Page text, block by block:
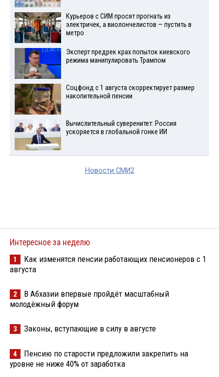
Курьеров с СИМ просят прогнать из
электричек, а виолончелистов — пустить в
метро
Эксперт предрек крах попыток киевского
режима манипулировать Трампом
Соцфонд с 1 августа скорректирует размер
накопительной пенсии
Вычислительный суверенитет: Россия
ускоряется в глобальной гонке ИИ
Новости СМИ2
Интересное за неделю
1
Как изменятся пенсии работающих пенсионеров с 1
августа
2
В Абхазии впервые пройдёт масштабный
молодёжный форум
3 Законы, вступающие в силу в августе
4
Пенсию по старости предложили закрепить на
уровне не ниже 40% от заработка